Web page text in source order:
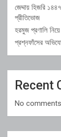
জেদ্দায় হিজরি
প্রীতিভোজ
হরমুজ প্রণালি
প্রশ্নফাঁসের
Recent
No